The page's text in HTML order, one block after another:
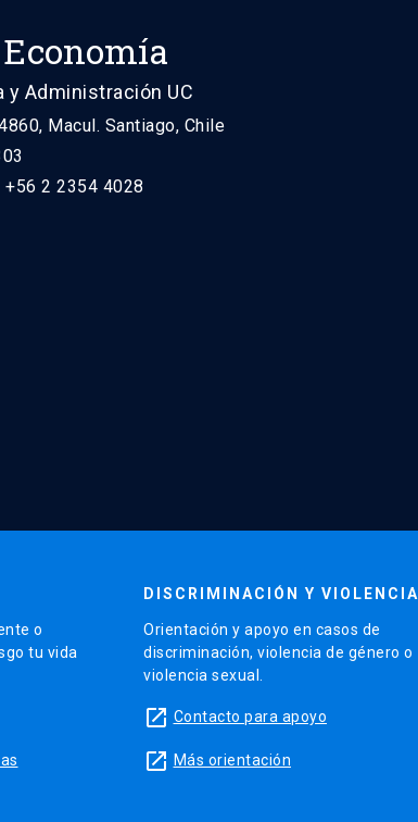
y Administración UC
Macul. Santiago, Chile
2 2354 4028
o
tu vida
DISCRIMINACIÓN Y VIOLENCIA
Orientación y apoyo en casos de
discriminación, violencia de género o
violencia sexual.
launch Contacto para apoyo
launch Más orientación